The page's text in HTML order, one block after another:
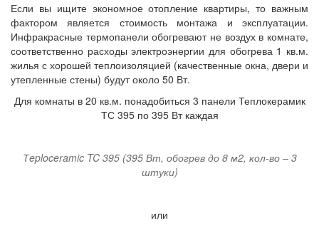
Если вы ищите экономное отопление квартиры, то важным
фактором является стоимость монтажа и эксплуатации.
Инфракрасные термопанели обогревают не воздух в комнате,
соответственно расходы электроэнергии для обогрева 1 кв.м.
жилья с хорошей теплоизоляцией (качественные окна, двери и
утепленные стены) будут около 50 Вт.
Для комнаты в 20 кв.м. понадобиться 3 панели Теплокерамик
ТС 395 по 395 Вт каждая
Тeploceramic TC 395 (395 Вт, обогрев до 8 м2, кол-во – 3
штуки)
или